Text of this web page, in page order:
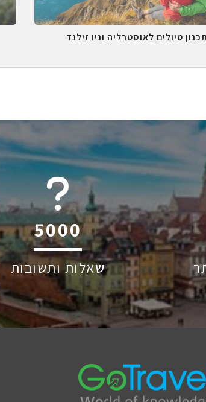
תכנון טיולים לאוסטרליה וניו זילנד
6045
שאלות ותשובות